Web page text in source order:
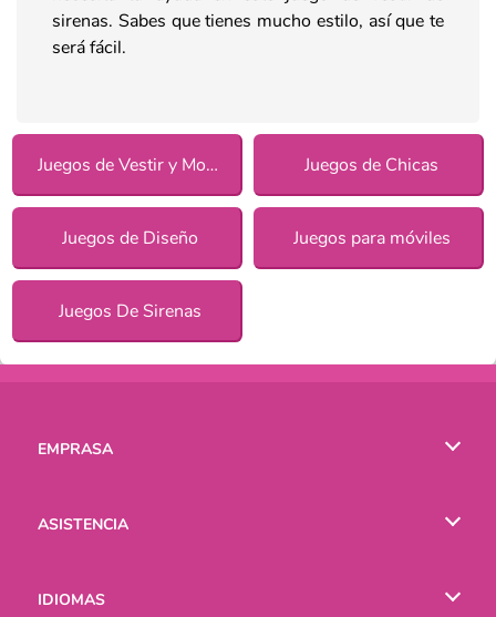
sirenas. Sabes que tienes mucho estilo, así que te
será fácil.
Juegos de Vestir y Moda Juegos de Chicas
Juegos de Diseño Juegos para móviles
Juegos De Sirenas
EMPRASA
ASISTENCIA
IDIOMAS